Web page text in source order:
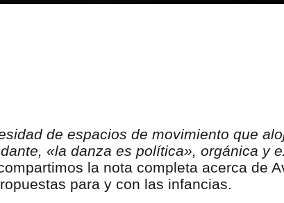
de espacios de movimiento que
«la danza es política», orgánica y
la nota completa acerca de
para y con las infancias.